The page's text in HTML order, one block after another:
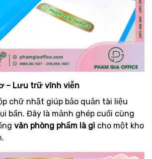
– Lưu trữ vĩnh viễn
chữ nhật giúp bảo quản tài liệu
bẩn. Đây là mảnh ghép cuối cùng
văn phòng phẩm là gì cho một kho